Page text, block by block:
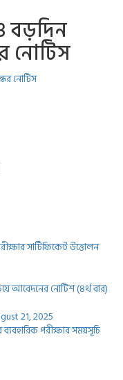
বড়দিন
নোটিস
নোটিস
সার্টিফিকেট উত্তোলন
আবেদনের নোটিশ (৪র্থ বার)
21, 2025
পরীক্ষার সময়সূচি